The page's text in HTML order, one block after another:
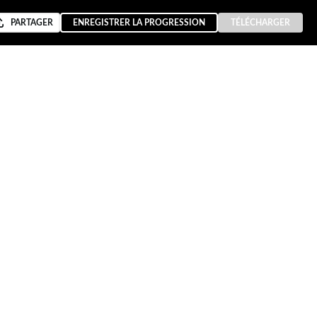
PARTAGER ENREGISTRER LA PROGRESSION TÉLÉCHARGER